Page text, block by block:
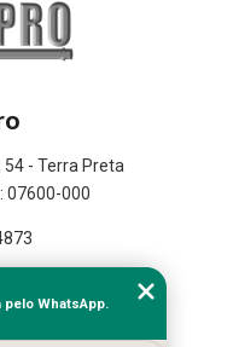
54 - Terra Preta
07600-000
pelo WhatsApp.